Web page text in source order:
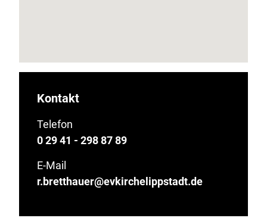
Kontakt
Telefon
0 29 41 - 298 87 89
E-Mail
r.bretthauer@evkirchelippstadt.de